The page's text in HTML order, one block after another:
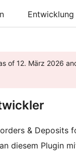
Entwicklung
of 12. März 2026
& Deposits
diesem Plugin